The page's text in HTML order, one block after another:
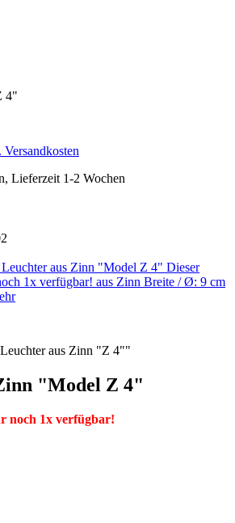
Lieferzeit 1-2 Wochen
Leuchter aus Zinn "Model Z 4" Dieser
1x verfügbar! aus Zinn Breite / Ø: 9 cm
aus Zinn "Z 4""
"Model Z 4"
noch 1x verfügbar!